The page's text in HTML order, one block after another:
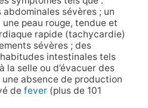
abdominales sévères ; un
peau rouge, tendue et
rapide (tachycardie)
sévères ; des
intestinales tels
la selle ou d’évacuer des
absence de production
de fever(plus de 101